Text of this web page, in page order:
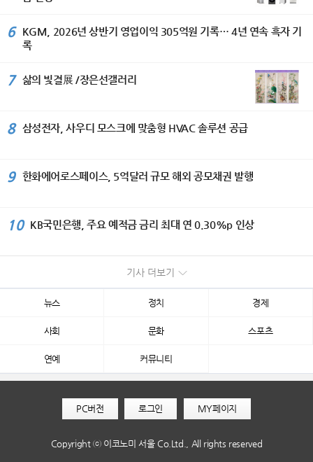
6
KGM, 2026년 상반기 영업이익 305억원 기록… 4년 연속 흑자 기
록
7 삶의 빛결展 /장은선갤러리
8 삼성전자, 사우디 모스크에 맞춤형 HVAC 솔루션 공급
9 한화에어로스페이스, 5억달러 규모 해외 공모채권 발행
10 KB국민은행, 주요 예적금 금리 최대 연 0.30%p 인상
기사 더보기
뉴스 정치 경제
사회 문화 스포츠
연예 커뮤니티
PC버전 로그인 MY페이지
Copyright ⓒ 이코노미 서울 Co.Ltd., All rights reserved